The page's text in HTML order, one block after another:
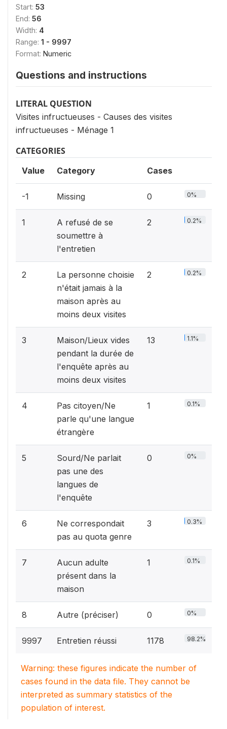
Start: 53
End: 56
Width: 4
Range: 1 - 9997
Format: Numeric
Questions and instructions
LITERAL QUESTION
Visites infructueuses - Causes des visites
infructueuses - Ménage 1
CATEGORIES
Value Category Cases
-1 Missing 0 0%
1
A refusé de se
soumettre à
l'entretien
2 0.2%
2
La personne choisie
n'était jamais à la
maison après au
moins deux visites
2 0.2%
3
Maison/Lieux vides
pendant la durée de
l'enquête après au
moins deux visites
13 1.1%
4
Pas citoyen/Ne
parle qu'une langue
étrangère
1 0.1%
5
Sourd/Ne parlait
pas une des
langues de
l'enquête
0 0%
6
Ne correspondait
pas au quota genre
3 0.3%
7
Aucun adulte
présent dans la
maison
1 0.1%
8 Autre (préciser) 0 0%
9997 Entretien réussi 1178 98.2%
Warning: these figures indicate the number of
cases found in the data file. They cannot be
interpreted as summary statistics of the
population of interest.